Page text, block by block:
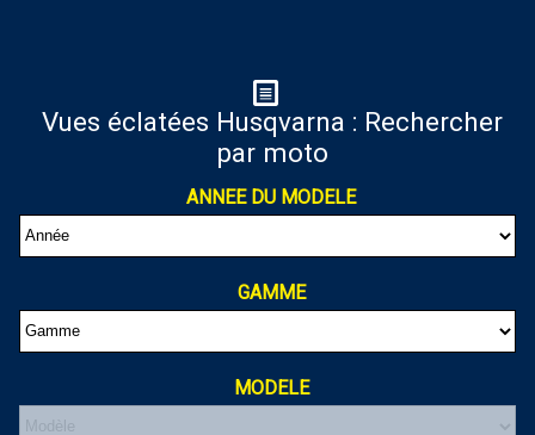
Panier
Votre panier est vide
Vues éclatées Husqvarna : Rechercher
par moto
ANNEE DU MODELE
GAMME
MODELE